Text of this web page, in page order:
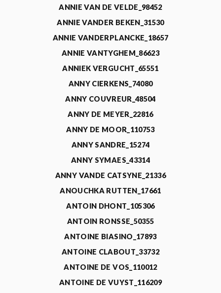
ANNIE VAN DE VELDE_98452
ANNIE VANDER BEKEN_31530
ANNIE VANDERPLANCKE_18657
ANNIE VANTYGHEM_86623
ANNIEK VERGUCHT_65551
ANNY CIERKENS_74080
ANNY COUVREUR_48504
ANNY DE MEYER_22816
ANNY DE MOOR_110753
ANNY SANDRE_15274
ANNY SYMAES_43314
ANNY VANDE CATSYNE_21336
ANOUCHKA RUTTEN_17661
ANTOIN DHONT_105306
ANTOIN RONSSE_50355
ANTOINE BIASINO_17893
ANTOINE CLABOUT_33732
ANTOINE DE VOS_110012
ANTOINE DE VUYST_116209